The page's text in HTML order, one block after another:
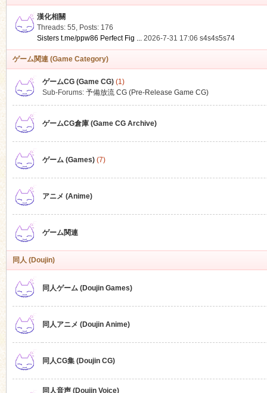
漢化相關
Threads: 55, Posts: 176
Sisters t.me/ppw86 Perfect Fig ... 2026-7-31 17:06 s4s4s5s74
ゲーム関連 (Game Category)
ゲームCG (Game CG)(1)
Sub-Forums: 予備放流 CG (Pre-Release Game CG)
ゲームCG倉庫 (Game CG Archive)
ゲーム (Games)(7)
アニメ (Anime)
ゲーム関連
同人 (Doujin)
同人ゲーム (Doujin Games)
同人アニメ (Doujin Anime)
同人CG集 (Doujin CG)
同人音声 (Doujin Voice)